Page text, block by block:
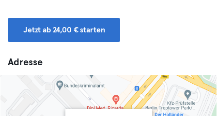
Jetzt ab 24,00 € starten
Adresse